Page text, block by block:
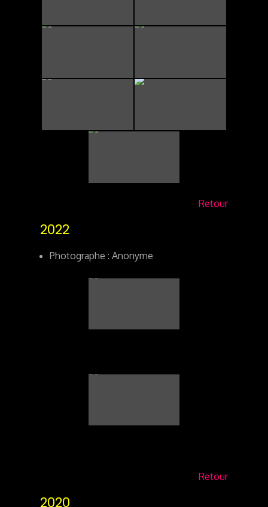
Retour
2022
Photographe : Anonyme
Retour
2020